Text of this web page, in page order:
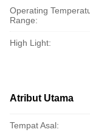
Operating
Range:
High Light:
Atribut Utama
Tempat Asal: